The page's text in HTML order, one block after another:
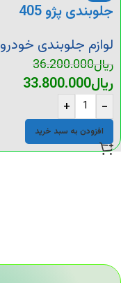
جلوبندی پژو 405
لوازم جلوبندی خودرو
ریال36.200.000
ریال33.800.000
-
+
افزودن به سبد خرید